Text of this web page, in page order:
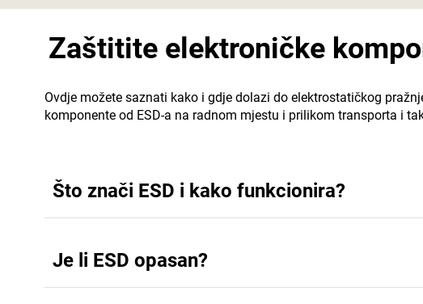
Zaštitite elektroničke
Ovdje možete saznati kako i gdje dolazi do elektrostatičkog
komponente od ESD-a na radnom mjestu i prilikom transporta i
Što znači ESD i kako funkcionira?
Je li ESD opasan?